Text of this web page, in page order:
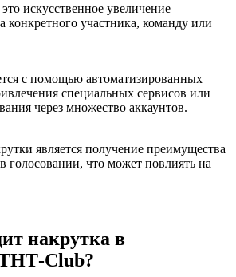
искусственное увеличение
конкретного участника, команду или
с помощью автоматизированных
специальных сервисов или
через множество аккаунтов.
является получение преимущества
голосовании, что может повлиять на
накрутка в
Club?